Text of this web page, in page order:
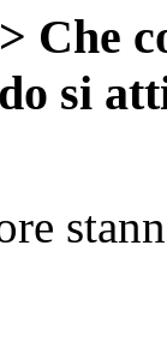
Che
si